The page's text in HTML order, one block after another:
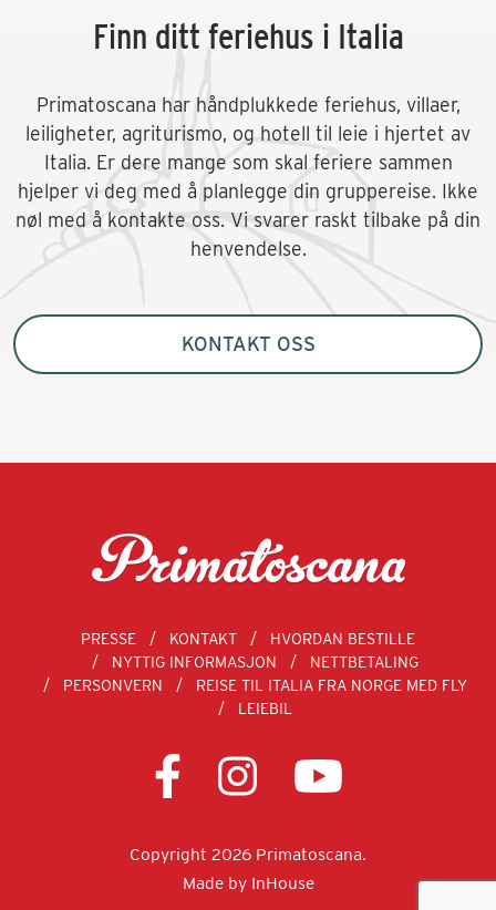
Finn ditt feriehus i Italia
Primatoscana har håndplukkede feriehus, villaer,
leiligheter, agriturismo, og hotell til leie i hjertet av
Italia. Er dere mange som skal feriere sammen
hjelper vi deg med å planlegge din gruppereise. Ikke
nøl med å kontakte oss. Vi svarer raskt tilbake på din
henvendelse.
KONTAKT OSS
PRESSE KONTAKT
HVORDAN BESTILLE
NYTTIG INFORMASJON
NETTBETALING
PERSONVERN
REISE TIL ITALIA FRA NORGE MED FLY
LEIEBIL
Copyright 2026 Primatoscana.
Made by InHouse